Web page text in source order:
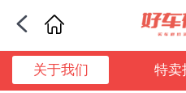
苏州
关于我们 特卖